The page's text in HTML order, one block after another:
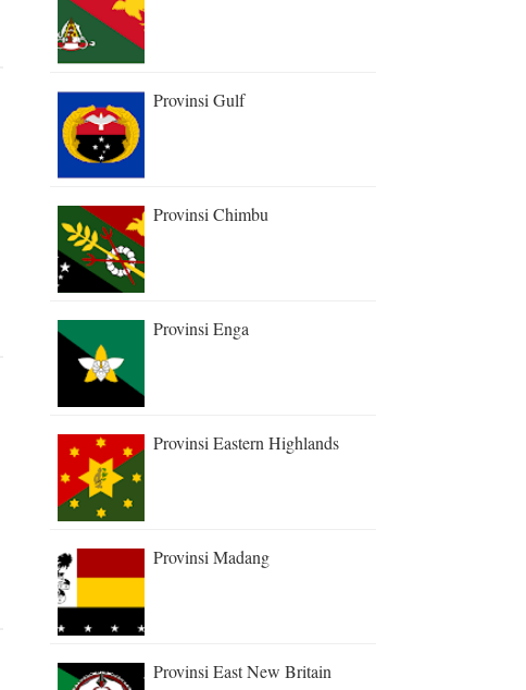
Provinsi Gulf
Provinsi Chimbu
Provinsi Enga
Provinsi Eastern Highlands
Provinsi Madang
Provinsi East New Britain